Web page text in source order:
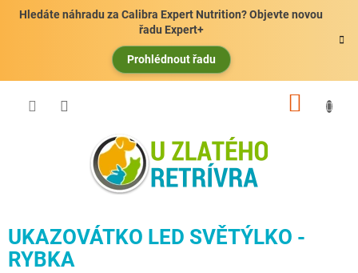
Hledáte náhradu za Calibra Expert Nutrition? Objevte novou
řadu Expert+
Prohlédnout řadu
UKAZOVÁTKO LED SVĚTÝLKO -
RYBKA